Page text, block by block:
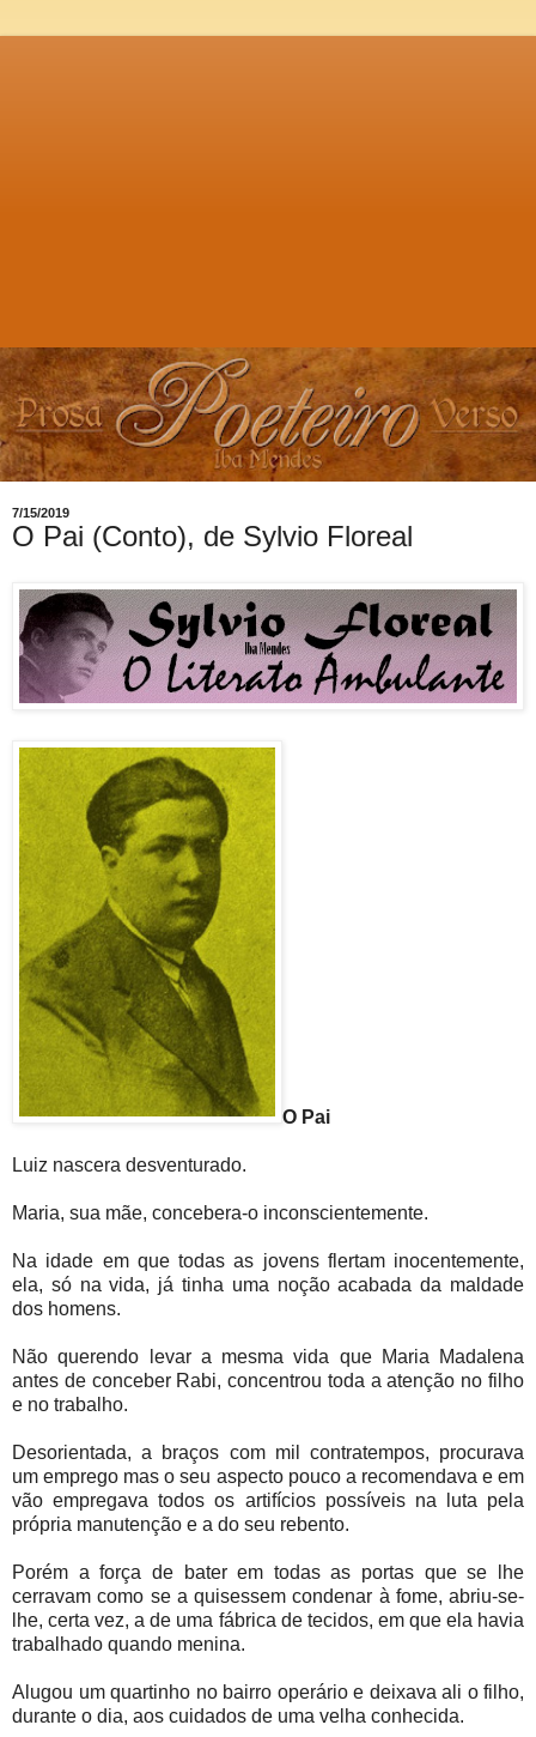
7/15/2019
O Pai (Conto), de Sylvio Floreal
O Pai
Luiz nascera desventurado.
Maria, sua mãe, concebera-o inconscientemente.
Na idade em que todas as jovens flertam inocentemente,
ela, só na vida, já tinha uma noção acabada da maldade
dos homens.
Não querendo levar a mesma vida que Maria Madalena
antes de conceber Rabi, concentrou toda a atenção no filho
e no trabalho.
Desorientada, a braços com mil contratempos, procurava
um emprego mas o seu aspecto pouco a recomendava e em
vão empregava todos os artifícios possíveis na luta pela
própria manutenção e a do seu rebento.
Porém a força de bater em todas as portas que se lhe
cerravam como se a quisessem condenar à fome, abriu-se-
lhe, certa vez, a de uma fábrica de tecidos, em que ela havia
trabalhado quando menina.
Alugou um quartinho no bairro operário e deixava ali o filho,
durante o dia, aos cuidados de uma velha conhecida.